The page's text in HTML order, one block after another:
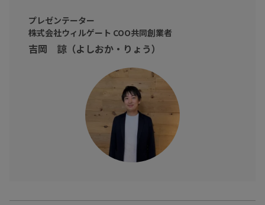
プレゼンテーター
株式会社ウィルゲート COO共同創業者
吉岡 諒（よしおか・りょう）